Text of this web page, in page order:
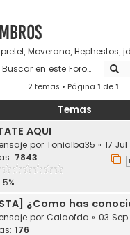
, Moverano, Hephestos,
2 temas • Página 1 de1
Temas
AQUI
por Tonialba35 « 17
7843 1
¿Como has
por Calaofda « 03 Sep
176